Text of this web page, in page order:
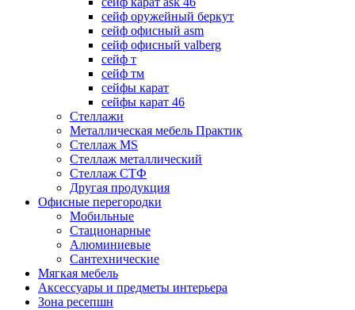
сейф оружейный беркут
сейф офисный asm
сейф офисный valberg
сейф т
сейф тм
сейфы карат
сейфы карат 46
Стеллажи
Металлическая мебель Практик
Стеллаж MS
Стеллаж металлический
Стеллаж СТФ
Другая продукция
Офисные перегородки
Мобильные
Стационарные
Алюминиевые
Сантехнические
Мягкая мебель
Аксессуары и предметы интерьера
Зона ресепшн